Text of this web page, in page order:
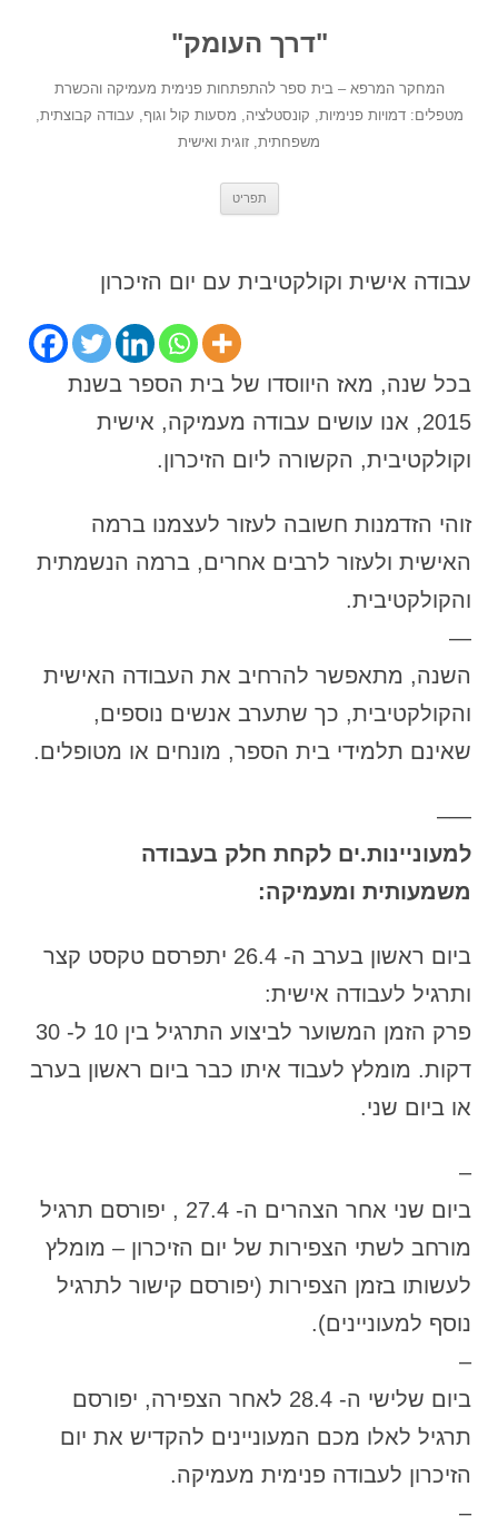
"דרך העומק"
המחקר המרפא – בית ספר להתפתחות פנימית מעמיקה והכשרת
מטפלים: דמויות פנימיות, קונסטלציה, מסעות קול וגוף, עבודה קבוצתית,
משפחתית, זוגית ואישית
תפריט
עבודה אישית וקולקטיבית עם יום הזיכרון
בכל שנה, מאז היווסדו של בית הספר בשנת
2015, אנו עושים עבודה מעמיקה, אישית
וקולקטיבית, הקשורה ליום הזיכרון.
זוהי הזדמנות חשובה לעזור לעצמנו ברמה
האישית ולעזור לרבים אחרים, ברמה הנשמתית
והקולקטיבית.
—
השנה, מתאפשר להרחיב את העבודה האישית
והקולקטיבית, כך שתערב אנשים נוספים,
שאינם תלמידי בית הספר, מונחים או מטופלים.
—–
למעוניינות.ים לקחת חלק בעבודה
משמעותית ומעמיקה:
ביום ראשון בערב ה- 26.4 יתפרסם טקסט קצר
ותרגיל לעבודה אישית:
פרק הזמן המשוער לביצוע התרגיל בין 10 ל- 30
דקות. מומלץ לעבוד איתו כבר ביום ראשון בערב
או ביום שני.
–
ביום שני אחר הצהרים ה- 27.4 , יפורסם תרגיל
מורחב לשתי הצפירות של יום הזיכרון – מומלץ
לעשותו בזמן הצפירות (יפורסם קישור לתרגיל
נוסף למעוניינים).
–
ביום שלישי ה- 28.4 לאחר הצפירה, יפורסם
תרגיל לאלו מכם המעוניינים להקדיש את יום
הזיכרון לעבודה פנימית מעמיקה.
–